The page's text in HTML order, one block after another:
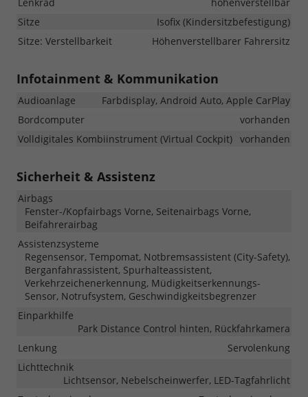
Sitze
Isofix (Kindersitzbefestigung)
Sitze: Verstellbarkeit
Höhenverstellbarer Fahrersitz
Infotainment & Kommunikation
Audioanlage
Farbdisplay, Android Auto, Apple CarPlay
Bordcomputer
vorhanden
Volldigitales Kombiinstrument (Virtual Cockpit) vorhanden
Sicherheit & Assistenz
Airbags
Fenster-/Kopfairbags Vorne, Seitenairbags Vorne,
Beifahrerairbag
Assistenzsysteme
Regensensor, Tempomat, Notbremsassistent (City-Safety),
Berganfahrassistent, Spurhalteassistent,
Verkehrzeichenerkennung, Müdigkeitserkennungs-
Sensor, Notrufsystem, Geschwindigkeitsbegrenzer
Einparkhilfe
Park Distance Control hinten, Rückfahrkamera
Lenkung
Servolenkung
Lichttechnik
Lichtsensor, Nebelscheinwerfer, LED-Tagfahrlicht